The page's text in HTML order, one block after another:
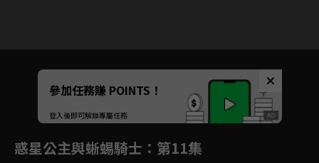
Unmute
如有不便請見諒
參加任務賺 POINTS！
登入後即可解鎖專屬任務
惑星公主與蜥蜴騎士 ：第11集